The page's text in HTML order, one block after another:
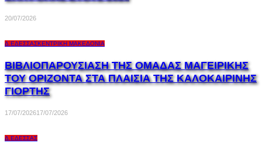
20/07/2026
Δ.ΈΔΕΣΣΑΣΚΕΝΤΡΙΚΉ ΜΑΚΕΔΟΝΊΑ
ΒΙΒΛΙΟΠΑΡΟΥΣΙΑΣΗ ΤΗΣ ΟΜΑΔΑΣ ΜΑΓΕΙΡΙΚΗΣ
ΤΟΥ ΟΡΙΖΟΝΤΑ ΣΤΑ ΠΛΑΙΣΙΑ ΤΗΣ ΚΑΛΟΚΑΙΡΙΝΗΣ
ΓΙΟΡΤΗΣ
17/07/202617/07/2026
Δ.ΈΔΕΣΣΑΣ